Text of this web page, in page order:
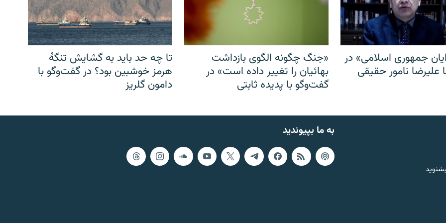
جمهوری اسلامی» در
علیرضا نامور حقیقی
«جنگ چگونه الگوی بازداشت
بهائیان را تغییر داده است» در
گفت‌وگو با پدیده ثابتی
تا چه حد باید به گشایش تنگهٔ
هرمز خوشبین بود؟ در گفت‌وگو با
دامون گلریز
به ما بپیوندید